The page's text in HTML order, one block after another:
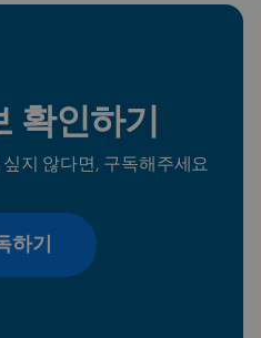
확인하기
지 않다면, 구독해주세요
하기